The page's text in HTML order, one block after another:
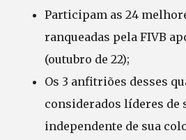
Participam as 24
ranqueadas pela FIVB
(outubro de 22);
Os 3 anfitriões desses
considerados líderes de
independente de sua